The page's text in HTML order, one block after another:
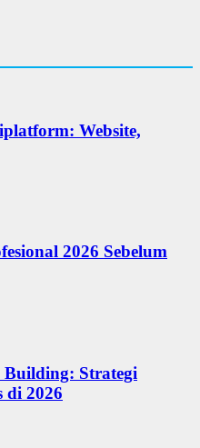
Website,
2026 Sebelum
Building: Strategi
di 2026